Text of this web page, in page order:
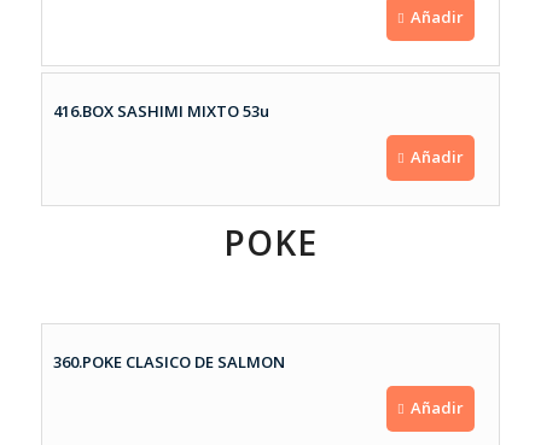
Añadir
416.BOX SASHIMI MIXTO 53u
Añadir
POKE
360.POKE CLASICO DE SALMON
Añadir